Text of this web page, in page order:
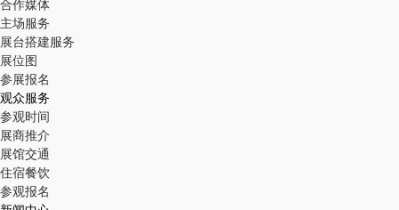
合作媒体
主场服务
展台搭建服务
展位图
参展报名
观众服务
参观时间
展商推介
展馆交通
住宿餐饮
参观报名